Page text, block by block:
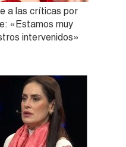
a las críticas por
«Estamos muy
intervenidos»